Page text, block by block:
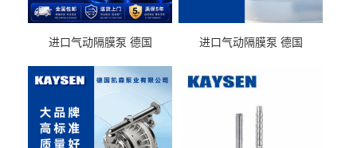
进口气动隔膜泵 德国
送气动泵
进口气动隔膜泵 德国
输送